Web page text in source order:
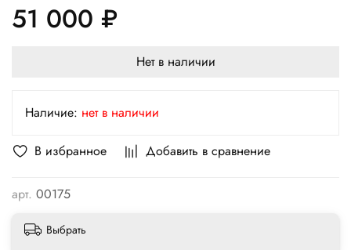
В избранное Добавить в сравнение
арт. 00175
51 000 ₽
Нет в наличии
Наличие: нет в наличии
Выбрать